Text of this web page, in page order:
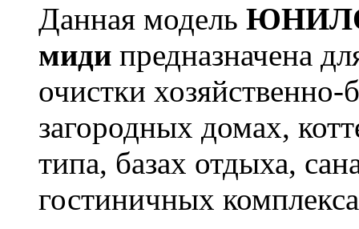
Данная модель
миди предназначена
очистки
загородных домах,
типа, базах отдыха,
гостиничных